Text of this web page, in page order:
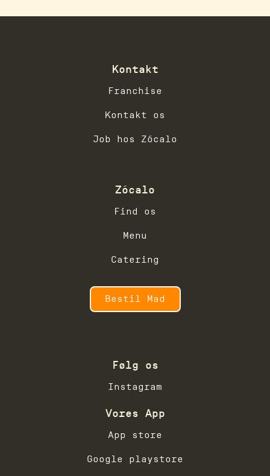
Kontakt
Franchise
Kontakt os
Job hos Zócalo
Zócalo
Find os
Menu
Catering
Bestil Mad
Følg os
Instagram
Vores App
App store
Google playstore